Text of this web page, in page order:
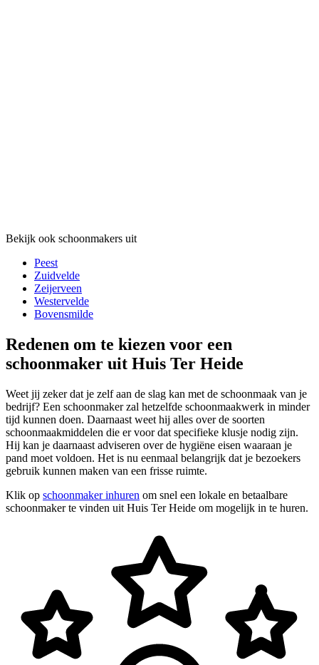
Bekijk ook schoonmakers uit
Peest
Zuidvelde
Zeijerveen
Westervelde
Bovensmilde
Redenen om te kiezen voor een
schoonmaker uit Huis Ter Heide
Weet jij zeker dat je zelf aan de slag kan met de schoonmaak van je
bedrijf? Een schoonmaker zal hetzelfde schoonmaakwerk in minder
tijd kunnen doen. Daarnaast weet hij alles over de soorten
schoonmaakmiddelen die er voor dat specifieke klusje nodig zijn.
Hij kan je daarnaast adviseren over de hygiëne eisen waaraan je
pand moet voldoen. Het is nu eenmaal belangrijk dat je bezoekers
gebruik kunnen maken van een frisse ruimte.
Klik op schoonmaker inhuren om snel een lokale en betaalbare
schoonmaker te vinden uit Huis Ter Heide om mogelijk in te huren.